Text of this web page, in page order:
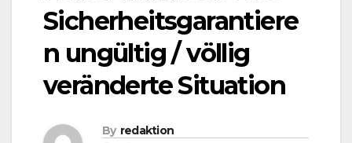
Sicherheitsgarantiere
n ungültig / völlig
veränderte Situation
By redaktion